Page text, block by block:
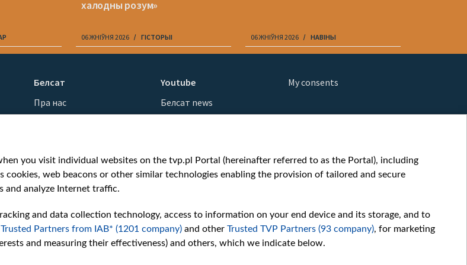
халодны розум»
06 ЖНІЎНЯ 2026 ГІСТОРЫІ 06 ЖНІЎНЯ 2026 НАВІНЫ
Белсат
Пра нас
Кантакты
Як нас глядзець
Узнагароды
Міжнародная супраца
Ціск з боку ўладаў
Беларусі
Як нас падтрымаць
Youtube
Белсат news
Белсат Shorts
Belsat English
Biełsat PL
Белсат History
Белсат Music
Белсат Doc
My consents
you visit individual websites on the tvp.pl Portal (hereinafter referred to as the Portal), including
web beacons or other similar technologies enabling the provision of tailored and secure
and analyze Internet traffic.
and data collection technology, access to information on your end device and its storage, and to
Trusted Partners from IAB* (1201 company) and other Trusted TVP Partners (93 company), for marketing
and measuring their effectiveness) and others, which we indicate below.